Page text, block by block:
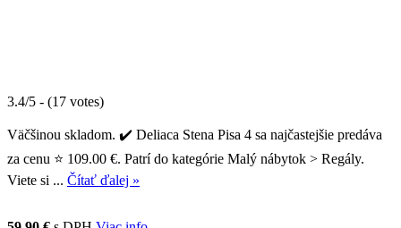
3.4/5 - (17 votes)
Väčšinou skladom. ✔️ Deliaca Stena Pisa 4 sa najčastejšie predáva
za cenu ⭐ 109.00 €. Patrí do kategórie Malý nábytok > Regály.
Viete si ... Čítať ďalej »